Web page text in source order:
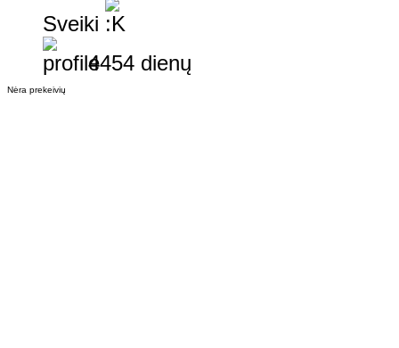
Sveiki
4454 dienų
Nėra prekeivių